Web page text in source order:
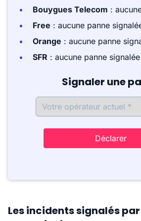
Bouygues Telecom :
Free : aucune panne
Orange : aucune panne
SFR : aucune panne signalée
Signaler une
Déclarer
Les incidents signalés